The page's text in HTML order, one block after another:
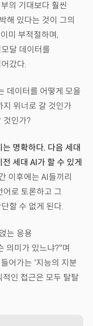
의 기대보다 훨씬
해 있다는 것이 그의
미 부적절하며,
달 데이터를
갔다.
데이터를 어떻게 모을
지 위너로 갈 것인가
것인가?
명확하다. 다음 세대
세대 AI가 할 수 있게
이후에는 AI들끼리
어로 토론하고 그
할 수 없게 된다.
는 응용
의미가 있느냐?"며
어가는 '지능의 지분
인 접근은 모두 탈탈